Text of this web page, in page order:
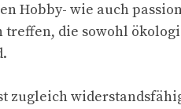
Hobby- wie auch
die sowohl
zugleich